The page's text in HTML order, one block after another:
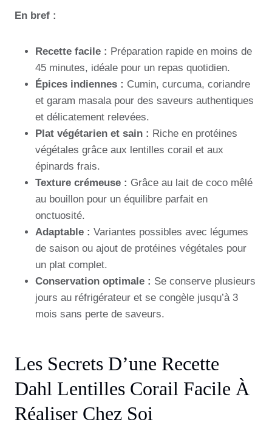
En bref :
Recette facile : Préparation rapide en moins de
45 minutes, idéale pour un repas quotidien.
Épices indiennes : Cumin, curcuma, coriandre
et garam masala pour des saveurs authentiques
et délicatement relevées.
Plat végétarien et sain : Riche en protéines
végétales grâce aux lentilles corail et aux
épinards frais.
Texture crémeuse : Grâce au lait de coco mêlé
au bouillon pour un équilibre parfait en
onctuosité.
Adaptable : Variantes possibles avec légumes
de saison ou ajout de protéines végétales pour
un plat complet.
Conservation optimale : Se conserve plusieurs
jours au réfrigérateur et se congèle jusqu’à 3
mois sans perte de saveurs.
Les Secrets D’une Recette
Dahl Lentilles Corail Facile À
Réaliser Chez Soi